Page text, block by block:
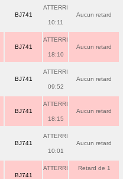
BJ741
ATTERRI
10:11
Aucun retard
BJ741
ATTERRI
18:10
Aucun retard
BJ741
ATTERRI
09:52
Aucun retard
BJ741
ATTERRI
18:15
Aucun retard
BJ741
ATTERRI
10:01
Aucun retard
BJ741
ATTERRI Retard de 1